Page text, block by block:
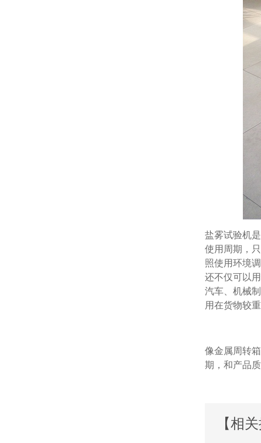
盐雾试验机是
使用周期
照使用环境调
还不仅可以用
汽车、机
用在货物较重
像金属周转箱
期，和产
【相